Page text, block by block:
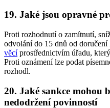
19. Jaké jsou opravné
Proti rozhodnutí o zamítnutí,
odvolání do 15 dnů od doručení
věcíprostřednictvím úřadu,
Proti oznámení lze podat
rozhodl.
20. Jaké sankce mohou
nedodržení povinností